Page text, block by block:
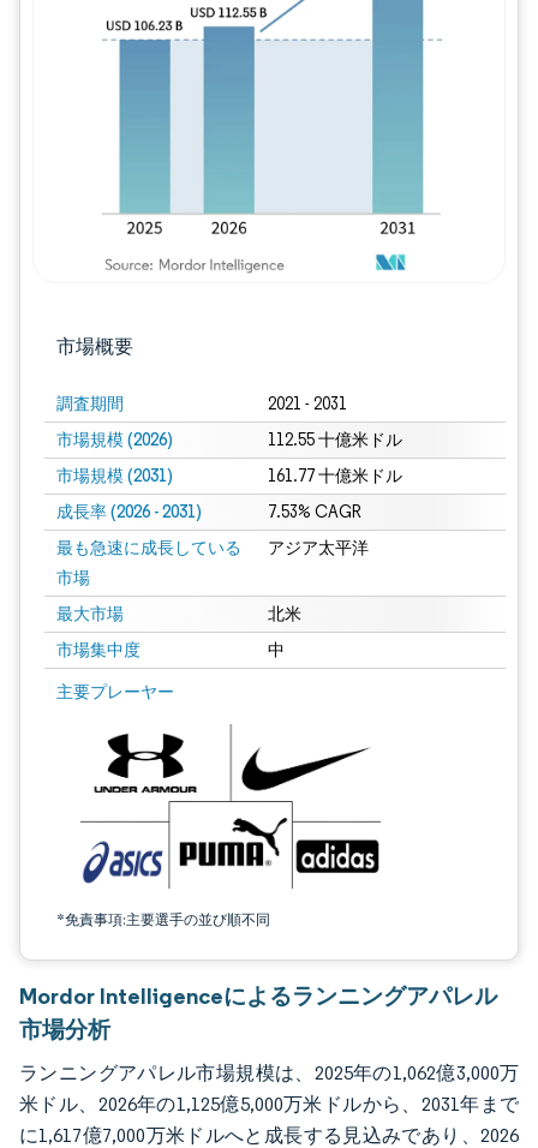
市場概要
調査期間 2021 - 2031
市場規模 (2026) 112.55 十億米ドル
市場規模 (2031) 161.77 十億米ドル
成長率 (2026 - 2031) 7.53% CAGR
最も急速に成長している
市場
アジア太平洋
最大市場 北米
市場集中度 中
主要プレーヤー
*免責事項:主要選手の並び順不同
画像 © Mordor Intelligence。再利用にはCC BY 4.0の表示が必要です。
Mordor Intelligenceによるランニングアパレル
市場分析
ランニングアパレル市場規模は、2025年の1,062億3,000万
米ドル、2026年の1,125億5,000万米ドルから、2031年まで
に1,617億7,000万米ドルへと成長する見込みであり、2026